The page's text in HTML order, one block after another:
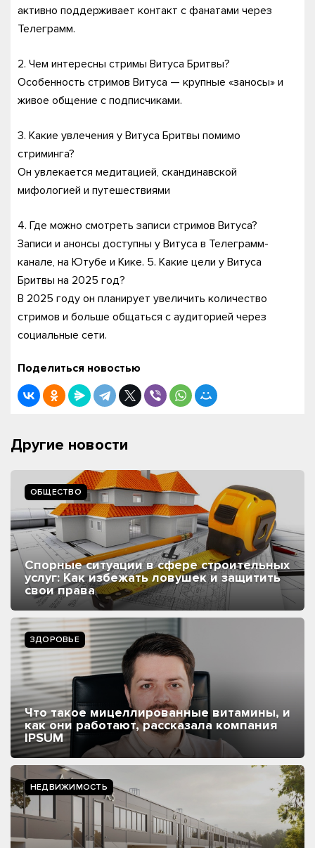
активно поддерживает контакт с фанатами через
Телеграмм.
2. Чем интересны стримы Витуса Бритвы?
Особенность стримов Витуса — крупные «заносы» и
живое общение с подписчиками.
3. Какие увлечения у Витуса Бритвы помимо
стриминга?
Он увлекается медитацией, скандинавской
мифологией и путешествиями
4. Где можно смотреть записи стримов Витуса?
Записи и анонсы доступны у Витуса в Телеграмм-
канале, на Ютубе и Кике. 5. Какие цели у Витуса
Бритвы на 2025 год?
В 2025 году он планирует увеличить количество
стримов и больше общаться с аудиторией через
социальные сети.
Поделиться новостью
Другие новости
ОБЩЕСТВО
Спорные ситуации в сфере строительных
услуг: Как избежать ловушек и защитить
свои права
ЗДОРОВЬЕ
Что такое мицеллированные витамины, и
как они работают, рассказала компания
IPSUM
НЕДВИЖИМОСТЬ